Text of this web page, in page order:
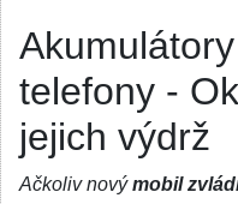
telefony -
jejich výdrž
Ačkoliv novýmobil